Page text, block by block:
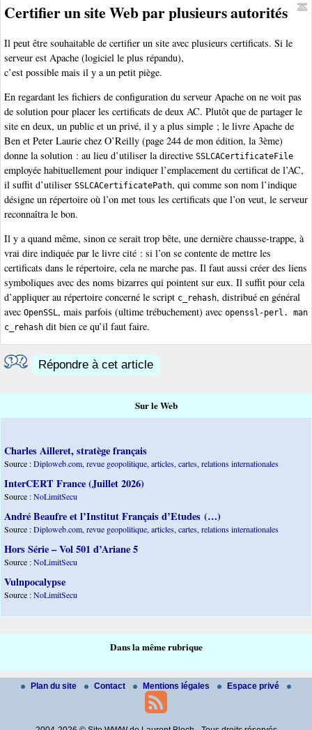
Certifier un site Web par plusieurs autorités
Il peut être souhaitable de certifier un site avec plusieurs certificats. Si le
serveur est Apache (logiciel le plus répandu),
c’est possible mais il y a un petit piège.
En regardant les fichiers de configuration du serveur Apache on ne voit pas
de solution pour placer les certificats de deux AC. Plutôt que de partager le
site en deux, un public et un privé, il y a plus simple ; le livre Apache de
Ben et Peter Laurie chez O’Reilly (page 244 de mon édition, la 3ème)
donne la solution : au lieu d’utiliser la directive SSLCACertificateFile
employée habituellement pour indiquer l’emplacement du certificat de l’AC,
il suffit d’utiliser SSLCACertificatePath, qui comme son nom l’indique
désigne un répertoire où l’on met tous les certificats que l’on veut, le serveur
reconnaîtra le bon.
Il y a quand même, sinon ce serait trop bête, une dernière chausse-trappe, à
vrai dire indiquée par le livre cité : si l’on se contente de mettre les
certificats dans le répertoire, cela ne marche pas. Il faut aussi créer des liens
symboliques avec des noms bizarres qui pointent sur eux. Il suffit pour cela
d’appliquer au répertoire concerné le script c_rehash, distribué en général
avec OpenSSL, mais parfois (ultime trébuchement) avec openssl-perl. man
c_rehash dit bien ce qu’il faut faire.
Répondre à cet article
Sur le Web
Charles Ailleret, stratège français
Source :Diploweb.com, revue geopolitique, articles, cartes, relations internationales
InterCERT France (Juillet 2026)
Source :NoLimitSecu
André Beaufre et l’Institut Français d’Etudes (…)
Source :Diploweb.com, revue geopolitique, articles, cartes, relations internationales
Hors Série – Vol 501 d’Ariane 5
Source :NoLimitSecu
Vulnpocalypse
Source :NoLimitSecu
Dans la même rubrique
Plan du site Contact Mentions légales Espace privé